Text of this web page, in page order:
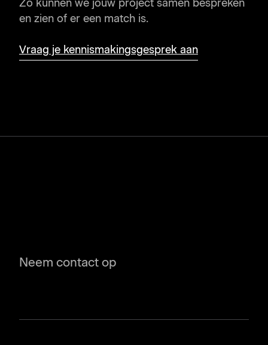
Zo kunnen we jouw project samen bespreken
en zien of er een match is.
Vraag je kennismakingsgesprek aan
Neem contact op